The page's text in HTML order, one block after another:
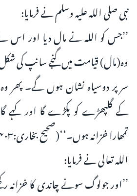
نبی صلی اللہ علیہ وسلم نے فرمایا:
’’جس کو اللہ نے مال دیا اور اس نے
وہ(مال) قیامت میں گنجے سانپ کی
سر پر دوسیاہ نشان ہوں گے۔
کے گلپھڑے کو پکڑے گا اور کہے گا
تمھارا خزانہ ہوں۔‘‘(صحیح بخاری:۱۴۰۳)
اللہ تعالی نے فرمایا:
’’اور جولوگ سونے چاندی کا خزانہ